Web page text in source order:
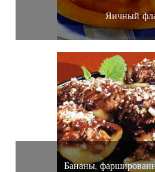
Яичный
Бананы,